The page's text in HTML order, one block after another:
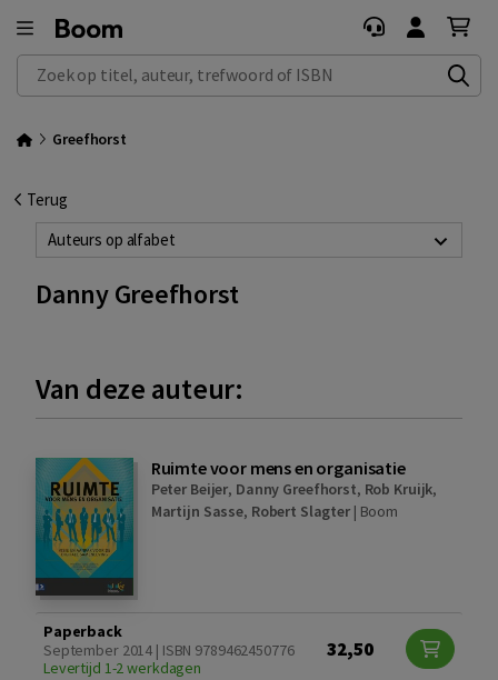
Zoek op titel, auteur, trefwoord of ISBN
Greefhorst
Terug
Auteurs op alfabet
Danny Greefhorst
Van deze auteur:
Ruimte voor mens en organisatie
Peter Beijer, Danny Greefhorst, Rob Kruijk,
Martijn Sasse, Robert Slagter| Boom
Paperback
September 2014 | ISBN 9789462450776
Levertijd 1-2 werkdagen
32,50